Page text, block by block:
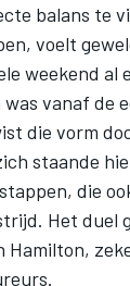
balans te
voelt
weekend al
vanaf de
die vorm
staande
die
Het duel
Hamilton,